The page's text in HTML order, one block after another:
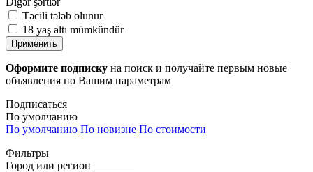
Təcili tələb olunur
18 yaş altı mümkündür
Применить
Оформите подписку на поиск и получайте первым новые
объявления по Вашим параметрам
Подписаться
По умолчанию
По умолчанию По новизне По стоимости
Фильтры
Город или регион